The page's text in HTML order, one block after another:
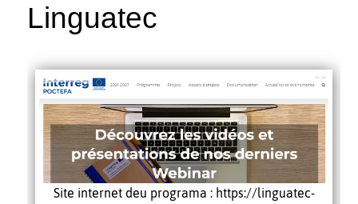
Linguatec
Site internet deu programa : https://linguatec-